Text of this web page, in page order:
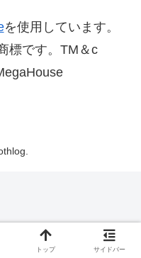
を使用しています。
標です。TM＆c
トップ サイドバー